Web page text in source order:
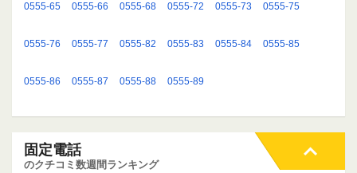
0555-65 0555-66 0555-68 0555-72 0555-73 0555-75
0555-76 0555-77 0555-82 0555-83 0555-84 0555-85
0555-86 0555-87 0555-88 0555-89
固定電話
のクチコミ数週間ランキング